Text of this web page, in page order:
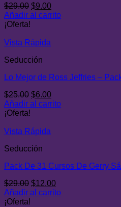
$29.00 El
precio
$29.00.
$9.00El
precio
Añadir al carrito
¡Oferta!
Vista Rápida
Seducción
Lo Mejor de Ross Jeffries –
$25.00 El
precio
$25.00.
$6.00El
precio
Añadir al carrito
¡Oferta!
Vista Rápida
Seducción
Pack De 31 Cursos De Gerry
$29.00 El
precio
$12.00El
precio
Añadir al carrito
¡Oferta!